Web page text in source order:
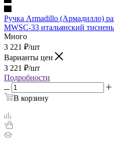
Ручка Armadillo (Армадилло)
MWSC-33 итальянский
Много
3 221 ₽/шт
Варианты цен
3 221 ₽/шт
Подробности
В корзину